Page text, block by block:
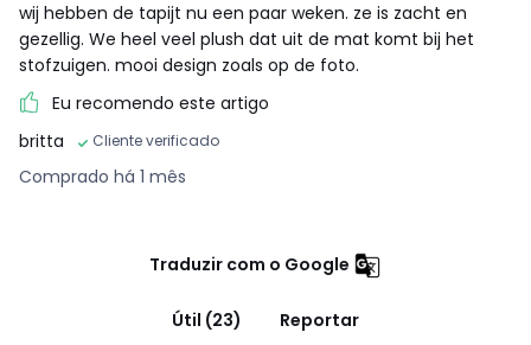
wij hebben de tapijt nu een paar weken. ze is zacht en
gezellig. We heel veel plush dat uit de mat komt bij het
stofzuigen. mooi design zoals op de foto.
Eu recomendo este artigo
britta
Cliente verificado
Comprado há 1 mês
Traduzir com o Google
Útil (23)
Reportar